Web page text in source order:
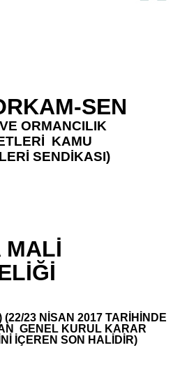
SEN
ORMANCILIK
KAMU
SENDİKASI)
MALİ
23 NİSAN 2017 TARİHİNDE
GENEL KURUL KARAR
İÇEREN SON HALİDİR)